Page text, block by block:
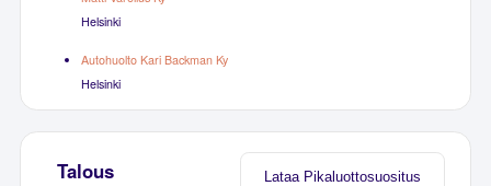
Helsinki
Autohuolto Kari Backman Ky
Helsinki
Lataa Pikaluottosuositus
Talous